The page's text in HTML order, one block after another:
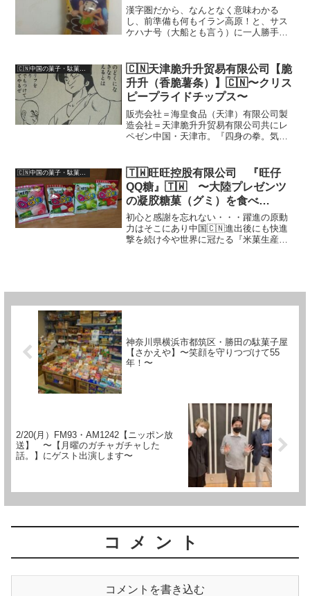
漢字圏だから、なんとなく意味わかる
し、前準備も何もイラン高原！と、サス
ケハナ号（大船とも言う）に一人勝手に
んなくて・・・暗礁に乗り上げかけちま
った・・・・Yoでもね。乗り...
🇨🇳中国の菓子・駄菓子（Chinese-snack/candy）
🇨🇳天津脆升升贸易有限公司【脆
升升（香脆薯条）】🇨🇳〜クリス
ピープライドチップス〜
販売会社＝海皇食品（天津）有限公司製
造会社＝天津脆升升贸易有限公司共にレ
ペゼン中国・天津市。『四身の拳。気功
売りだったのに、サイヤ人編以降は突如
真面目な人格者にキャラ変...
🇹🇼旺旺控股有限公司 『旺仔
QQ糖』🇹🇼 〜大陸プレゼンツ
の凝㬵糖菓（グミ）を食べ
CHINA〜
初心と感謝を忘れない・・・躍進の原動
力はそこにあり中国🇨🇳進出後にも快進
撃を続け今や世界に冠たる『米菓生産量
神奈川県横浜市都筑区・勝田の駄菓子屋
【さかえや】〜笑顔を守りつづけて55
年！〜
2/20(月）FM93・AM1242【ニッポン放
送】 〜【月曜のガチャガチャした
話。】にゲスト出演します〜
コメント
コメントを書き込む